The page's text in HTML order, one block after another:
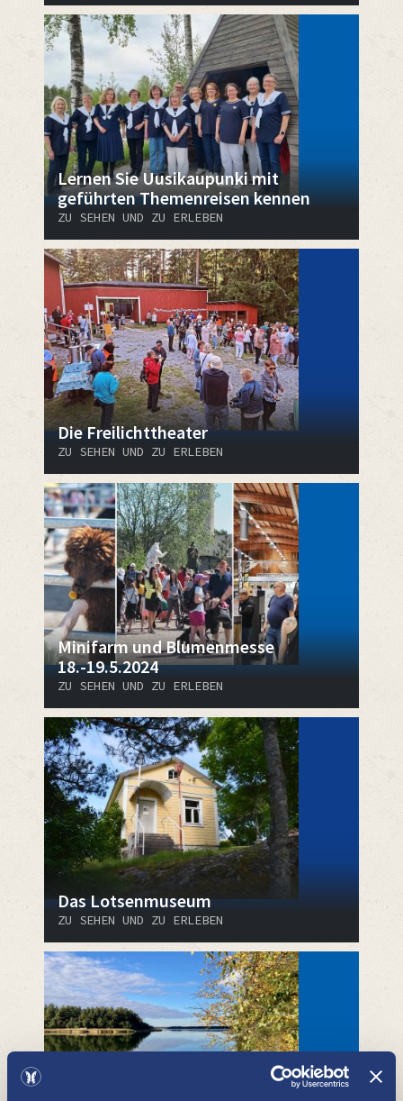
Lernen Sie Uusikaupunki mit
geführten Themenreisen kennen
ZU SEHEN UND ZU ERLEBEN
Die Freilichttheater
ZU SEHEN UND ZU ERLEBEN
Minifarm und Blumenmesse
18.-19.5.2024
ZU SEHEN UND ZU ERLEBEN
Das Lotsenmuseum
ZU SEHEN UND ZU ERLEBEN